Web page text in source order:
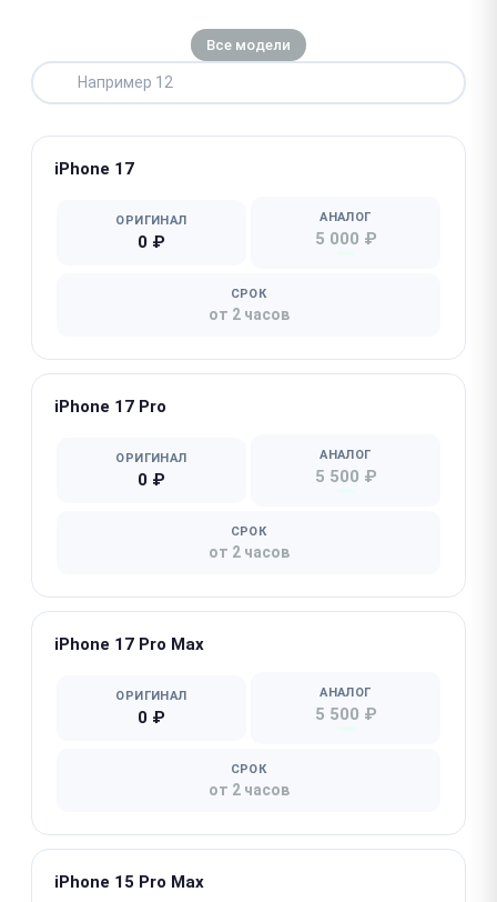
Все модели
iPhone 17
ОРИГИНАЛ
0 ₽
АНАЛОГ
5 000 ₽
СРОК
от 2 часов
iPhone 17 Pro
ОРИГИНАЛ
0 ₽
АНАЛОГ
5 500 ₽
СРОК
от 2 часов
iPhone 17 Pro Max
ОРИГИНАЛ
0 ₽
АНАЛОГ
5 500 ₽
СРОК
от 2 часов
iPhone 15 Pro Max